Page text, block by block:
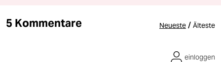
5 Kommentare Neueste / Älteste
einloggen